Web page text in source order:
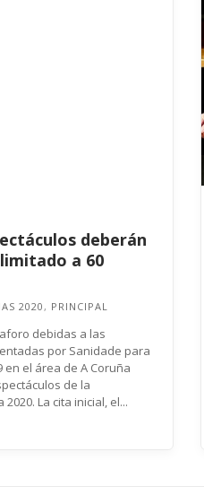
deberán
a 60
2020, PRINCIPAL
debidas a las
por Sanidade para
el área de A Coruña
de la
La cita inicial, el...